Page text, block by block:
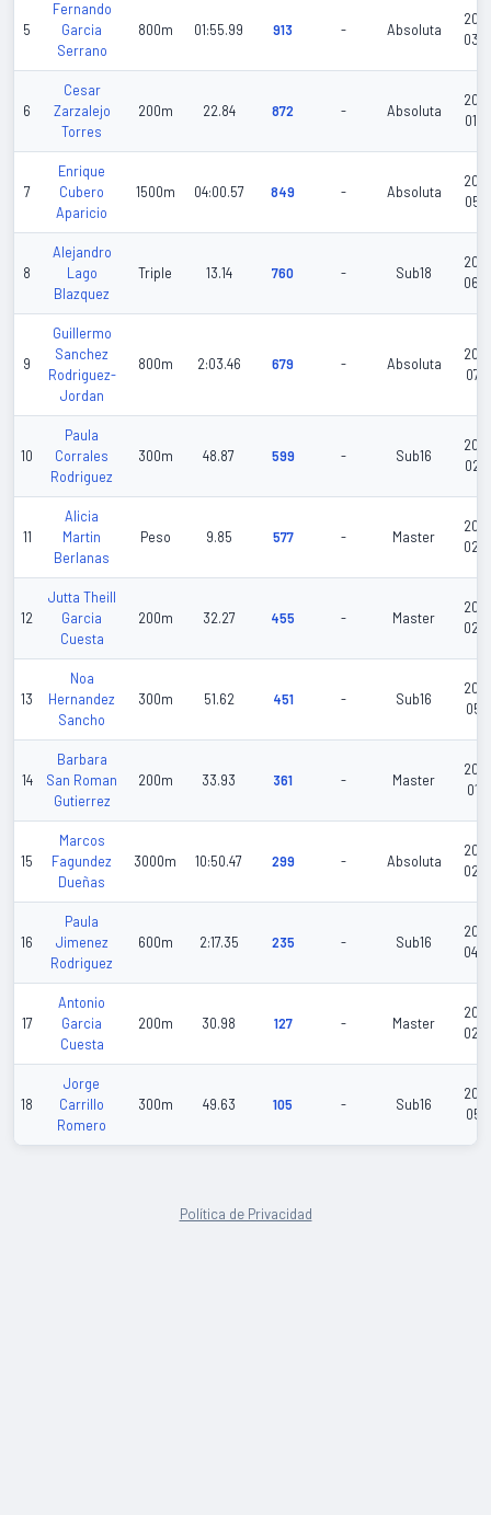
5
Fernando
Garcia
Serrano
800m 01:55.99 913 - Absoluta
03-
6
Cesar
Zarzalejo
Torres
200m 22.84 872 - Absoluta
01-
7
Enrique
Cubero
Aparicio
1500m 04:00.57 849 - Absoluta
05-
8
Alejandro
Lago
Blazquez
Triple 13.14 760 - Sub18
06-
9
Guillermo
Sanchez
Rodriguez-
Jordan
800m 2:03.46 679 - Absoluta
07-
10
Paula
Corrales
Rodriguez
300m 48.87 599 - Sub16
02-
11
Alicia
Martin
Berlanas
Peso 9.85 577 - Master
02-
12
Jutta Theill
Garcia
Cuesta
200m 32.27 455 - Master
02-
13
Noa
Hernandez
Sancho
300m 51.62 451 - Sub16
05-
14
Barbara
San Roman
Gutierrez
200m 33.93 361 - Master
01-
15
Marcos
Fagundez
Dueñas
3000m 10:50.47 299 - Absoluta
02-
16
Paula
Jimenez
Rodriguez
600m 2:17.35 235 - Sub16
04-
17
Antonio
Garcia
Cuesta
200m 30.98 127 - Master
02-
18
Jorge
Carrillo
Romero
300m 49.63 105 - Sub16
05-
Política de Privacidad